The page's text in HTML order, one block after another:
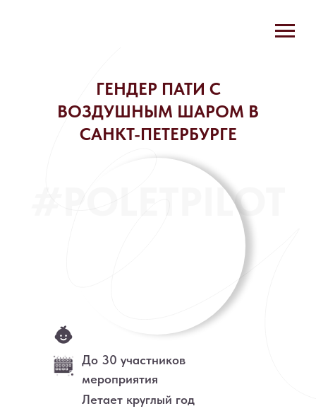
#POLETPILOT
ГЕНДЕР ПАТИ C
ВОЗДУШНЫМ ШАРОМ В
САНКТ-ПЕТЕРБУРГЕ
До 30 участников
мероприятия
Летает круглый год